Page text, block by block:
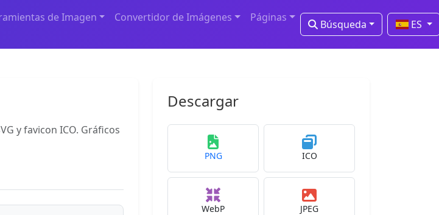
de Imagen Convertidor de Imágenes Páginas
Búsqueda ES
y favicon ICO. Gráficos
Descargar
PNG ICO
WebP JPEG